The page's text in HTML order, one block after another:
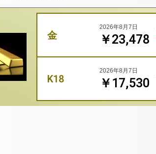
金 ￥23,478
2026年8月7日
K18 ￥17,530
2026年8月7日